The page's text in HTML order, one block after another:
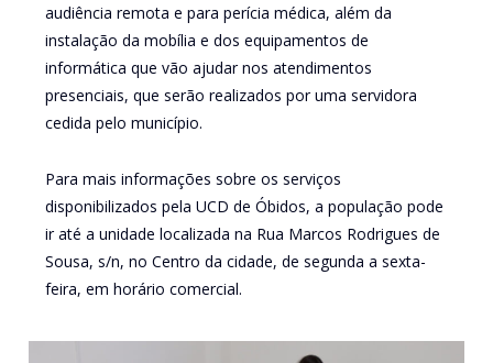
audiência remota e para perícia médica, além da
instalação da mobília e dos equipamentos de
informática que vão ajudar nos atendimentos
presenciais, que serão realizados por uma servidora
cedida pelo município.
Para mais informações sobre os serviços
disponibilizados pela UCD de Óbidos, a população pode
ir até a unidade localizada na Rua Marcos Rodrigues de
Sousa, s/n, no Centro da cidade, de segunda a sexta-
feira, em horário comercial.